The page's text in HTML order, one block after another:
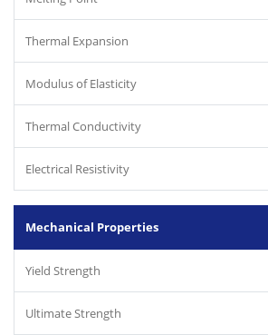
Thermal Expansion
Modulus of Elasticity
Thermal Conductivity
Electrical Resistivity
Mechanical Properties
Yield Strength
Ultimate Strength